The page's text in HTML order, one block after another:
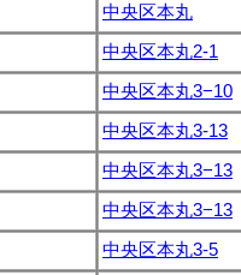
中央区本丸
中央区本丸2-1
中央区本丸3−10
中央区本丸3-13
中央区本丸3−13
中央区本丸3−13
中央区本丸3-5